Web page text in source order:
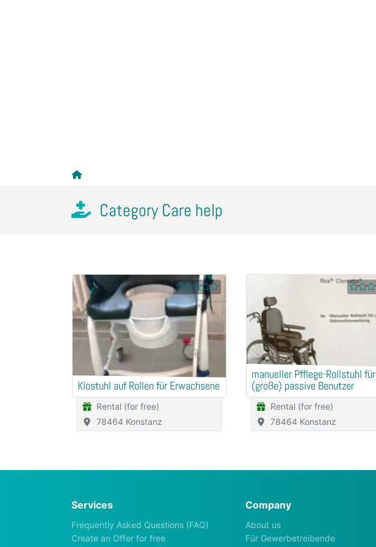
Category Care help
Klostuhl auf Rollen für Erwachsene
Rental (for free)
78464 Konstanz
manueller Pfflege-Rollstuhl für
(große) passive Benutzer
Rental (for free)
78464 Konstanz
Services
Frequently Asked Questions (FAQ)
Create an Offer for free
Company
About us
Für Gewerbetreibende